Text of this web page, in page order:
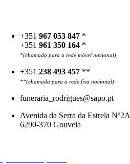
+351967 053 847 *
+351961 350 164 *
*(chamada para a rede móvel nacional)
+351238 493 457 **
**(chamada para a rede fixa nacional)
funeraria_rodrigues@sapo.pt
Avenida da Serra da Estrela Nº2A
6290-370 Gouveia